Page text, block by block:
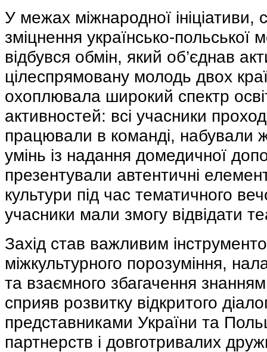
У межах міжнародної ініціативи,
зміцнення українсько-польської
відбувся обмін, який об’єднав
цілеспрямовану молодь двох
охоплювала широкий спектр
активностей: всі учасники
працювали в команді, набували
умінь із надання домедичної
презентували автентичні
культури під час тематичного
учасники мали змогу відвідати
Захід став важливим
міжкультурного порозуміння,
та взаємного збагачення
сприяв розвитку відкритого
представниками України та
партнерств і довготривалих